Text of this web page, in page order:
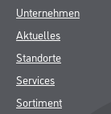
Unternehmen
Aktuelles
Standorte
Services
Sortiment